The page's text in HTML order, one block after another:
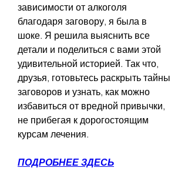
зависимости от алкоголя
благодаря заговору, я была в
шоке. Я решила выяснить все
детали и поделиться с вами этой
удивительной историей. Так что,
друзья, готовьтесь раскрыть тайны
заговоров и узнать, как можно
избавиться от вредной привычки,
не прибегая к дорогостоящим
курсам лечения.
ПОДРОБНЕЕ ЗДЕСЬ